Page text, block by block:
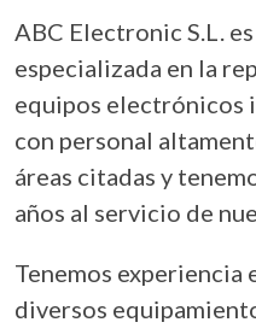
ABC Electronic S.L.
especializada en la
equipos electrónicos
con personal
áreas citadas y
años al servicio de
Tenemos experiencia
diversos